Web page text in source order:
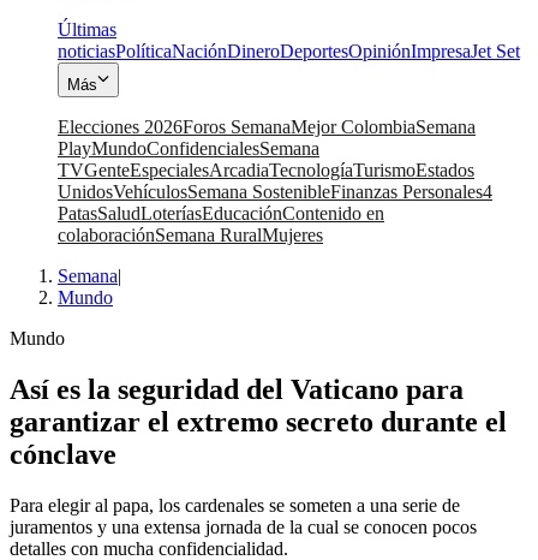
Últimas
noticiasPolíticaNaciónDineroDeportesOpiniónImpresaJet Set
Más
Elecciones 2026Foros SemanaMejor ColombiaSemana
PlayMundoConfidencialesSemana
TVGenteEspecialesArcadiaTecnologíaTurismoEstados
UnidosVehículosSemana SostenibleFinanzas Personales4
PatasSaludLoteríasEducaciónContenido en
colaboraciónSemana RuralMujeres
Semana|
Mundo
Mundo
Así es la seguridad del Vaticano para
garantizar el extremo secreto durante el
cónclave
Para elegir al papa, los cardenales se someten a una serie de
juramentos y una extensa jornada de la cual se conocen pocos
detalles con mucha confidencialidad.